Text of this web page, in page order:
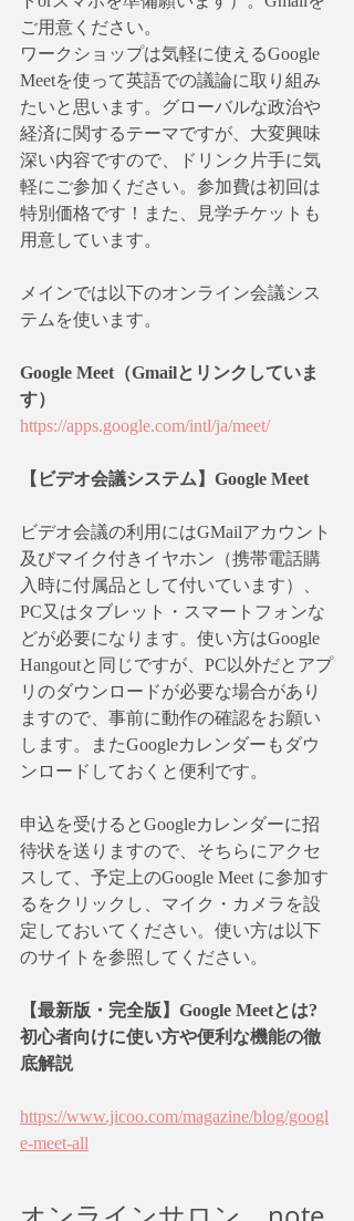
ご用意ください。
ワークショップは気軽に使えるGoogle
Meetを使って英語での議論に取り組み
たいと思います。グローバルな政治や
経済に関するテーマですが、大変興味
深い内容ですので、ドリンク片手に気
軽にご参加ください。参加費は初回は
特別価格です！また、見学チケットも
用意しています。
メインでは以下のオンライン会議シス
テムを使います。
Google Meet（Gmailとリンクしていま
す）
https://apps.google.com/intl/ja/meet/
【ビデオ会議システム】Google Meet
ビデオ会議の利用にはGMailアカウント
及びマイク付きイヤホン（携帯電話購
入時に付属品として付いています）、
PC又はタブレット・スマートフォンな
どが必要になります。使い方はGoogle
Hangoutと同じですが、PC以外だとアプ
リのダウンロードが必要な場合があり
ますので、事前に動作の確認をお願い
します。またGoogleカレンダーもダウ
ンロードしておくと便利です。
申込を受けるとGoogleカレンダーに招
待状を送りますので、そちらにアクセ
スして、予定上のGoogle Meet に参加す
るをクリックし、マイク・カメラを設
定しておいてください。使い方は以下
のサイトを参照してください。
【最新版・完全版】Google Meetとは?
初心者向けに使い方や便利な機能の徹
底解説
https://www.jicoo.com/magazine/blog/googl
e-meet-all